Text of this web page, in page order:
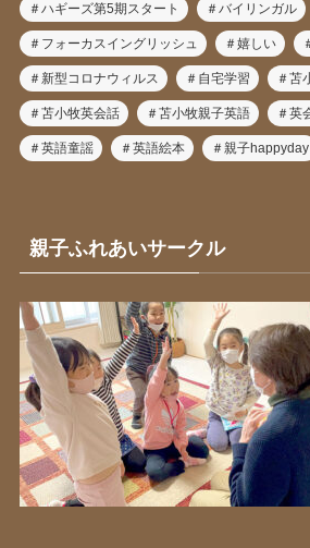
＃ハギーズ第5期スタート ＃バイリンガル
＃フォーカスイングリッシュ ＃嬉しい
＃新型コロナウィルス ＃自宅学習 ＃苫
＃苫小牧英会話 ＃苫小牧親子英語 ＃英
＃英語童謡 ＃英語絵本 ＃親子happyday
親子ふれあいサークル